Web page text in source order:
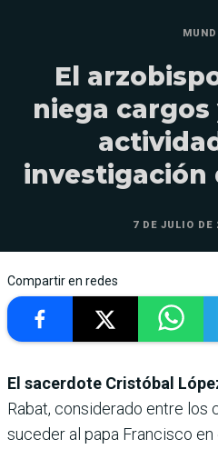
El
niega
investigación
7 DE JULIO DE
Compartir en redes
El sacerdote Cristóbal
Rabat, considerado entre los
suceder al papa Francisco